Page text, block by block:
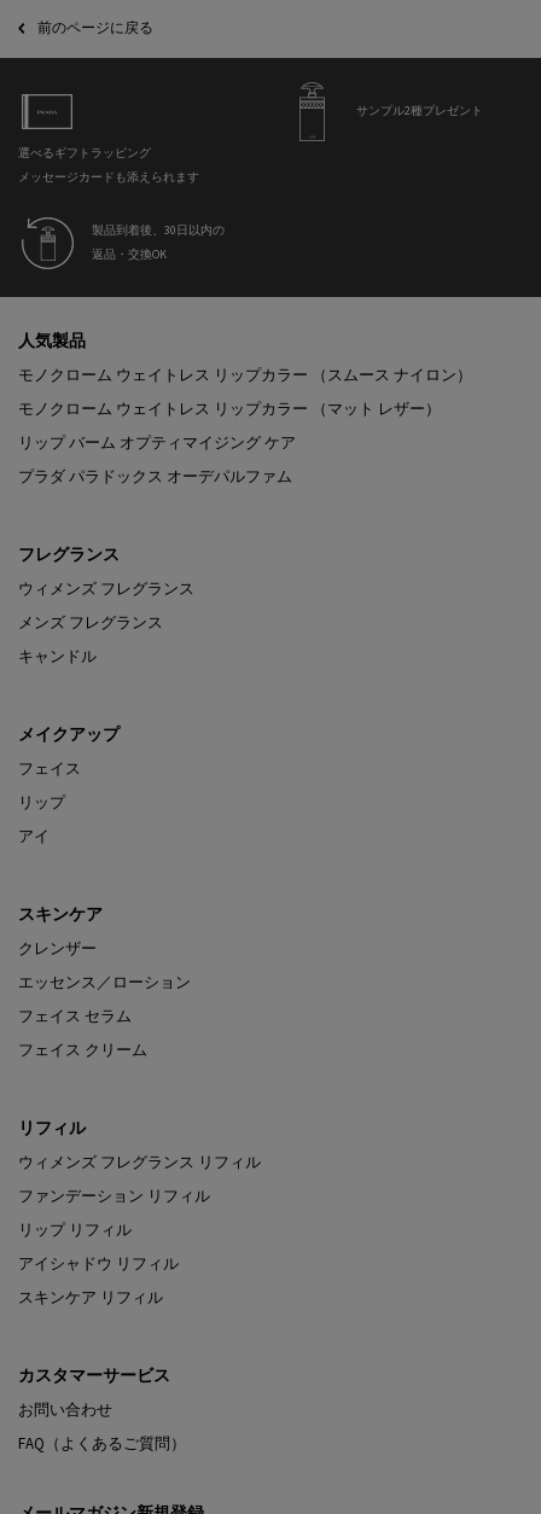
前のページに戻る
選べるギフトラッピング
メッセージカードも添えられます
サンプル2種プレゼント
製品到着後、30日以内の
返品・交換OK
人気製品
モノクローム ウェイトレス リップカラー （スムース ナイロン）
モノクローム ウェイトレス リップカラー （マット レザー）
リップ バーム オプティマイジング ケア
プラダ パラドックス オーデパルファム
フレグランス
ウィメンズ フレグランス
メンズ フレグランス
キャンドル
メイクアップ
フェイス
リップ
アイ
スキンケア
クレンザー
エッセンス／ローション
フェイス セラム
フェイス クリーム
リフィル
ウィメンズ フレグランス リフィル
ファンデーション リフィル
リップ リフィル
アイシャドウ リフィル
スキンケア リフィル
カスタマーサービス
お問い合わせ
FAQ（よくあるご質問）